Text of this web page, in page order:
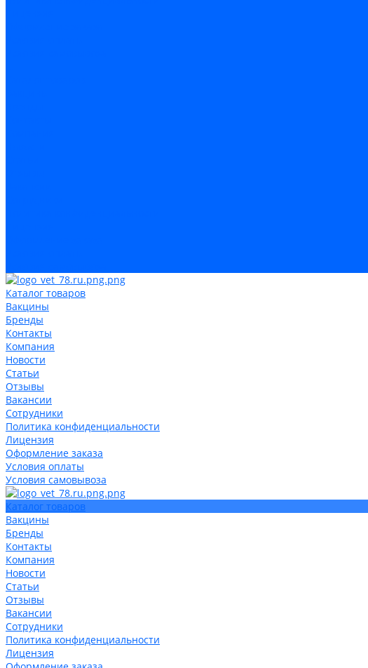
Каталог товаров
Вакцины
Бренды
Контакты
Компания
Новости
Статьи
Отзывы
Вакансии
Сотрудники
Политика конфиденциальности
Лицензия
Оформление заказа
Условия оплаты
Условия самовывоза
Каталог товаров
Вакцины
Бренды
Контакты
Компания
Новости
Статьи
Отзывы
Вакансии
Сотрудники
Политика конфиденциальности
Лицензия